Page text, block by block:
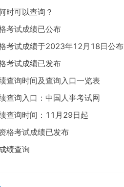
时可以查询？
考试成绩已公布
考试成绩于2023年12月18日公布
考试成绩已发布
查询时间及查询入口一览表
查询入口：中国人事考试网
查询时间：11月29日起
格考试成绩已发布
绩查询